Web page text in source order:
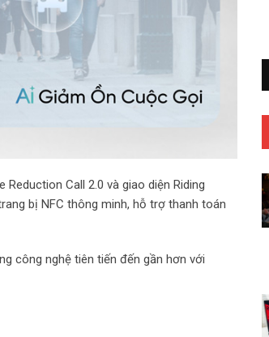
Call 2.0 và giao diện Riding
bị NFC thông minh, hỗ trợ thanh toán
công nghệ tiên tiến đến gần hơn với